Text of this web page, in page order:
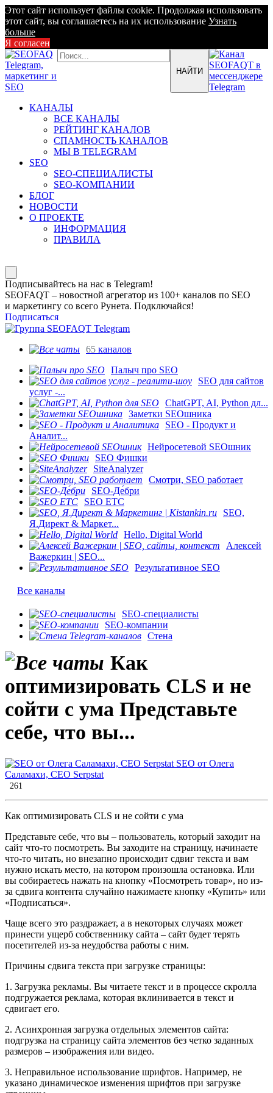
Этот сайт использует файлы cookie. Продолжая использовать
этот сайт, вы соглашаетесь на их использование Узнать
больше
Я согласен
КАНАЛЫ
ВСЕ КАНАЛЫ
РЕЙТИНГ КАНАЛОВ
СПАМНОСТЬ КАНАЛОВ
МЫ В TELEGRAM
SEO
SEO-СПЕЦИАЛИСТЫ
SEO-КОМПАНИИ
БЛОГ
НОВОСТИ
О ПРОЕКТЕ
ИНФОРМАЦИЯ
ПРАВИЛА
Подписывайтесь на нас в Telegram!
SEOFAQT – новостной агрегатор из 100+ каналов по SEO
и маркетингу со всего Рунета. Подключайся!
Подписаться
65 каналов
Палыч про SEO
SEO для сайтов
услуг -...
ChatGPT, AI, Python дл...
Заметки SEOшника
SEO - Продукт и
Аналит...
Нейросетевой SEOшник
SEO Фишки
SiteAnalyzer
Смотри, SEO работает
SEO-Де́бри
SEO ETC
SEO,
Я.Директ & Маркет...
Hello, Digital World
Алексей
Важеркин | SEO...
Результативное SEO
Все каналы
SEO-специалисты
SEO-компании
Стена
Как
оптимизировать CLS и не
сойти с ума Представьте
себе, что вы...
SEO от Олега
Саламахи, CEO Serpstat
261
Как оптимизировать CLS и не сойти с ума
Представьте себе, что вы – пользователь, который заходит на
сайт что-то посмотреть. Вы заходите на страницу, начинаете
что-то читать, но внезапно происходит сдвиг текста и вам
нужно искать место, на котором произошла остановка. Или
вы собираетесь нажать на кнопку «Посмотреть товар», но из-
за сдвига контента случайно нажимаете кнопку «Купить» или
«Подписаться».
Чаще всего это раздражает, а в некоторых случаях может
принести ущерб собственнику сайта – сайт будет терять
посетителей из-за неудобства работы с ним.
Причины сдвига текста при загрузке страницы:
1. Загрузка рекламы. Вы читаете текст и в процессе скролла
подгружается реклама, которая вклинивается в текст и
сдвигает его.
2. Асинхронная загрузка отдельных элементов сайта:
подгрузка на страницу сайта элементов без четко заданных
размеров – изображения или видео.
3. Неправильное использование шрифтов. Например, не
указано динамическое изменения шрифтов при загрузке